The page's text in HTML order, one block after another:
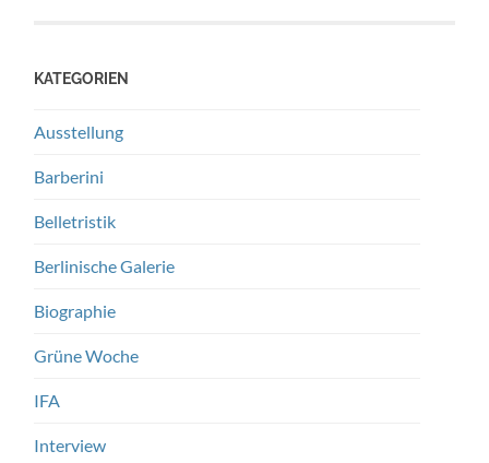
KATEGORIEN
Ausstellung
Barberini
Belletristik
Berlinische Galerie
Biographie
Grüne Woche
IFA
Interview